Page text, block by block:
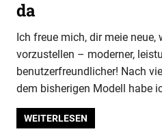
da
Ich freue mich, dir meie
vorzustellen – moderner,
benutzerfreundlicher! Nach
dem bisherigen Modell habe
WEITERLESEN